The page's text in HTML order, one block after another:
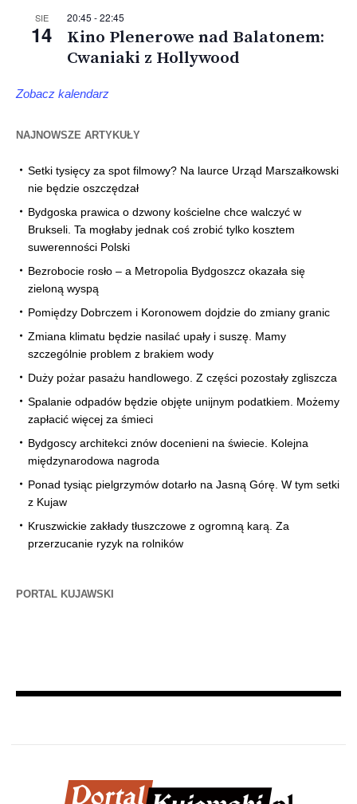
SIE
14
20:45 -22:45
Kino Plenerowe nad Balatonem:
Cwaniaki z Hollywood
Zobacz kalendarz
NAJNOWSZE ARTYKUŁY
Setki tysięcy za spot filmowy? Na laurce Urząd Marszałkowski
nie będzie oszczędzał
Bydgoska prawica o dzwony kościelne chce walczyć w
Brukseli. Ta mogłaby jednak coś zrobić tylko kosztem
suwerenności Polski
Bezrobocie rosło – a Metropolia Bydgoszcz okazała się
zieloną wyspą
Pomiędzy Dobrczem i Koronowem dojdzie do zmiany granic
Zmiana klimatu będzie nasilać upały i suszę. Mamy
szczególnie problem z brakiem wody
Duży pożar pasażu handlowego. Z części pozostały zgliszcza
Spalanie odpadów będzie objęte unijnym podatkiem. Możemy
zapłacić więcej za śmieci
Bydgoscy architekci znów docenieni na świecie. Kolejna
międzynarodowa nagroda
Ponad tysiąc pielgrzymów dotarło na Jasną Górę. W tym setki
z Kujaw
Kruszwickie zakłady tłuszczowe z ogromną karą. Za
przerzucanie ryzyk na rolników
PORTAL KUJAWSKI